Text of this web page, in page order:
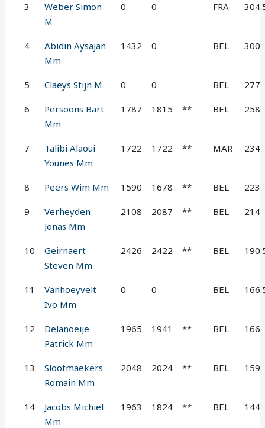
3
Weber Simon
M
0 0 FRA
4
Abidin Aysajan
Mm
1432 0 BEL 300
5 Claeys Stijn M 0 0 BEL 277
6
Persoons Bart
Mm
1787 1815 ** BEL 258
7
Talibi Alaoui
Younes Mm
1722 1722 ** MAR 234
8 Peers Wim Mm 1590 1678 ** BEL 223
9
Verheyden
Jonas Mm
2108 2087 ** BEL 214
10
Geirnaert
Steven Mm
2426 2422 ** BEL
11
Vanhoeyvelt
Ivo Mm
0 0 BEL
12
Delanoeije
Patrick Mm
1965 1941 ** BEL 166
13
Slootmaekers
Romain Mm
2048 2024 ** BEL 159
14
Jacobs Michiel
Mm
1963 1824 ** BEL 144